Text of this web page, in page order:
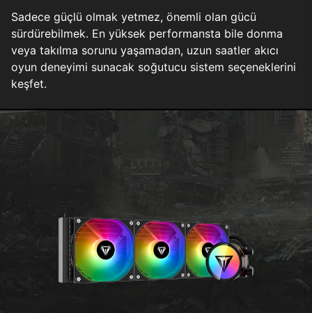
Sadece güçlü olmak yetmez, önemli olan gücü
sürdürebilmek. En yüksek performansta bile donma
veya takılma sorunu yaşamadan, uzun saatler akıcı
oyun deneyimi sunacak soğutucu sistem seçeneklerini
keşfet.